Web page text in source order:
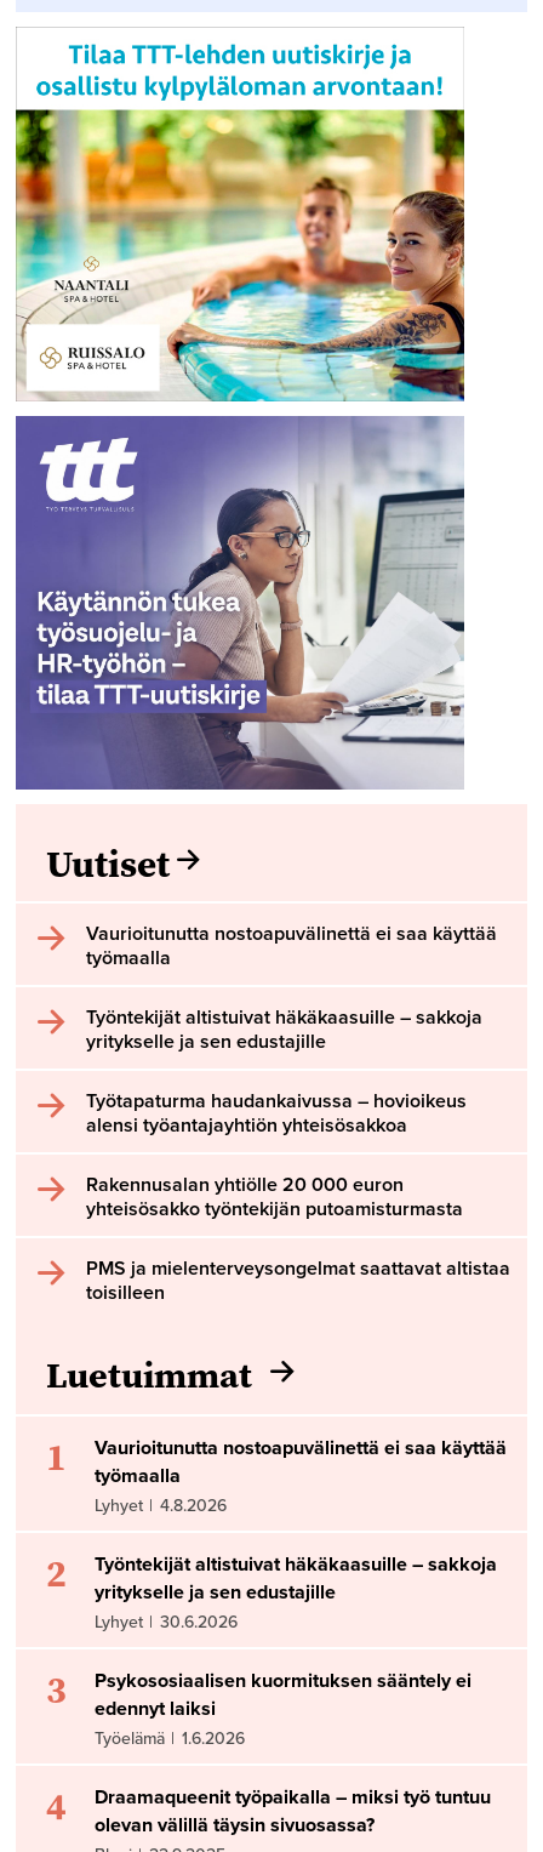
Uutiset
Vaurioitunutta nostoapuvälinettä ei saa käyttää
työmaalla
Työntekijät altistuivat häkäkaasuille – sakkoja
yritykselle ja sen edustajille
Työtapaturma haudankaivussa – hovioikeus
alensi työantajayhtiön yhteisösakkoa
Rakennusalan yhtiölle 20 000 euron
yhteisösakko työntekijän putoamisturmasta
PMS ja mielenterveysongelmat saattavat altistaa
toisilleen
Luetuimmat
1
Vaurioitunutta nostoapuvälinettä ei saa käyttää
työmaalla
Lyhyet | 4.8.2026
2
Työntekijät altistuivat häkäkaasuille – sakkoja
yritykselle ja sen edustajille
Lyhyet | 30.6.2026
3
Psykososiaalisen kuormituksen sääntely ei
edennyt laiksi
Työelämä | 1.6.2026
4
Draamaqueenit työpaikalla – miksi työ tuntuu
olevan välillä täysin sivuosassa?